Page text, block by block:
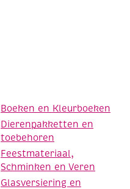
Boeken en Kleurboeken
Dierenpakketten en
toebehoren
Feestmateriaal,
Schminken en Veren
Glasversiering en